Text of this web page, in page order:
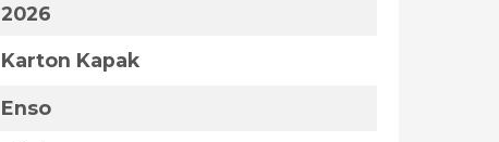
2026
Karton Kapak
Enso